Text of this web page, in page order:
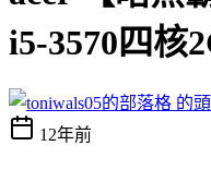
i5-3570四核
12年前